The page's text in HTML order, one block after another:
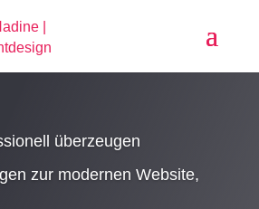
überzeugen
zur modernen Website,